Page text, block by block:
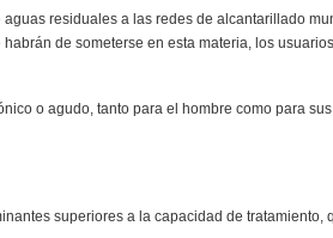
residuales a las redes de alcantarillado
de someterse en esta materia, los
o agudo, tanto para el hombre como para
superiores a la capacidad de tratamiento,